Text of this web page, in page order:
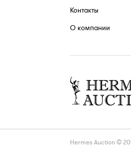
Контакты
О компании
Hermes Auction ©